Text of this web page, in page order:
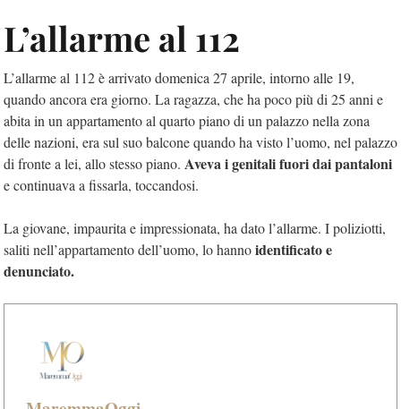
L’allarme al 112
L’allarme al 112 è arrivato domenica 27 aprile, intorno alle 19,
quando ancora era giorno. La ragazza, che ha poco più di 25 anni e
abita in un appartamento al quarto piano di un palazzo nella zona
delle nazioni, era sul suo balcone quando ha visto l’uomo, nel palazzo
di fronte a lei, allo stesso piano. Aveva i genitali fuori dai pantaloni
e continuava a fissarla, toccandosi.
La giovane, impaurita e impressionata, ha dato l’allarme. I poliziotti,
saliti nell’appartamento dell’uomo, lo hannoidentificato e
denunciato.